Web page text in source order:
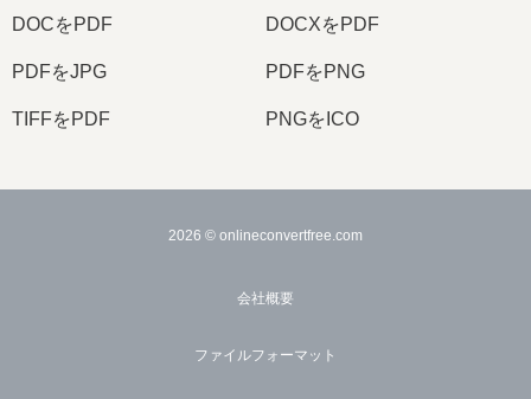
DOCをPDF DOCXをPDF
PDFをJPG PDFをPNG
TIFFをPDF PNGをICO
2026 © onlineconvertfree.com
会社概要
ファイルフォーマット